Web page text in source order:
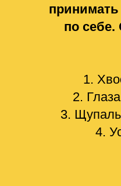
по
1.
2.
3.
4.